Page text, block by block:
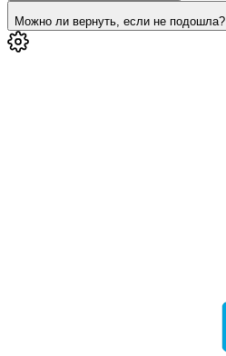
Можно ли вернуть, если не подошла?